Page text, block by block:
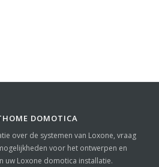
DOMOTICA
over de systemen van Loxone, vraag
voor het ontwerpen en
uw Loxone domotica installatie.